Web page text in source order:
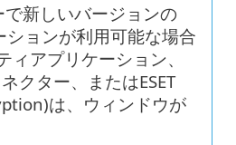
新しいバージョンの
ションが利用可能な場合
ィアプリケーション、
クター、またはESET
は、ウィンドウが